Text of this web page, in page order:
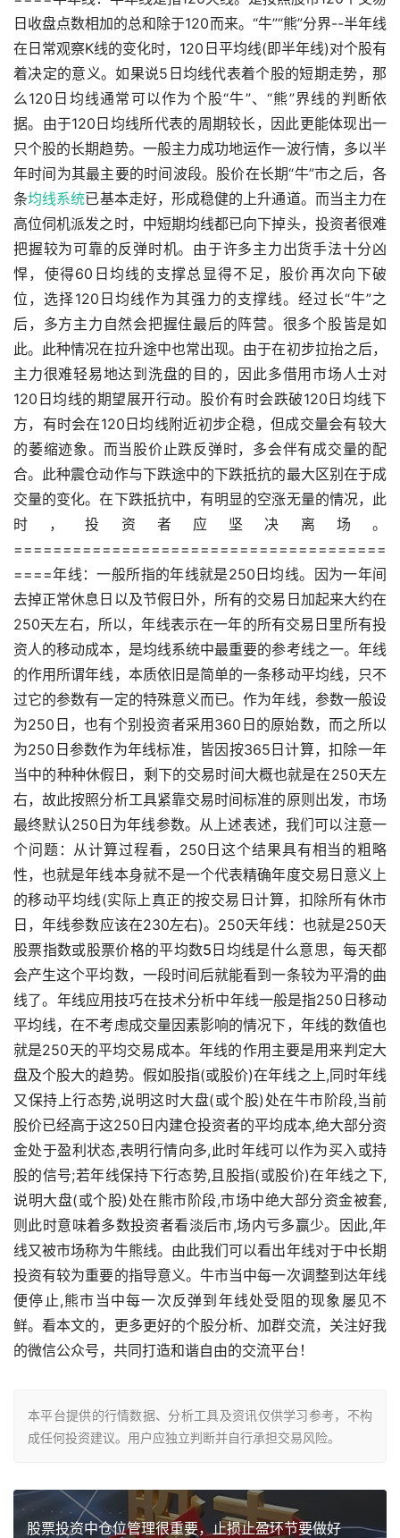
日收盘点数相加的总和除于120而来。“牛”“熊”分界--半年线
在日常观察K线的变化时，120日平均线(即半年线)对个股有
着决定的意义。如果说5日均线代表着个股的短期走势，那
么120日均线通常可以作为个股“牛”、“熊”界线的判断依
据。由于120日均线所代表的周期较长，因此更能体现出一
只个股的长期趋势。一般主力成功地运作一波行情，多以半
年时间为其最主要的时间波段。股价在长期“牛”市之后，各
条均线系统已基本走好，形成稳健的上升通道。而当主力在
高位伺机派发之时，中短期均线都已向下掉头，投资者很难
把握较为可靠的反弹时机。由于许多主力出货手法十分凶
悍，使得60日均线的支撑总显得不足，股价再次向下破
位，选择120日均线作为其强力的支撑线。经过长“牛”之
后，多方主力自然会把握住最后的阵营。很多个股皆是如
此。此种情况在拉升途中也常出现。由于在初步拉抬之后，
主力很难轻易地达到洗盘的目的，因此多借用市场人士对
120日均线的期望展开行动。股价有时会跌破120日均线下
方，有时会在120日均线附近初步企稳，但成交量会有较大
的萎缩迹象。而当股价止跌反弹时，多会伴有成交量的配
合。此种震仓动作与下跌途中的下跌抵抗的最大区别在于成
交量的变化。在下跌抵抗中，有明显的空涨无量的情况，此
时，投资者应坚决离场。
======================================
====年线：一般所指的年线就是250日均线。因为一年间
去掉正常休息日以及节假日外，所有的交易日加起来大约在
250天左右，所以，年线表示在一年的所有交易日里所有投
资人的移动成本，是均线系统中最重要的参考线之一。年线
的作用所谓年线，本质依旧是简单的一条移动平均线，只不
过它的参数有一定的特殊意义而已。作为年线，参数一般设
为250日，也有个别投资者采用360日的原始数，而之所以
为250日参数作为年线标准，皆因按365日计算，扣除一年
当中的种种休假日，剩下的交易时间大概也就是在250天左
右，故此按照分析工具紧靠交易时间标准的原则出发，市场
最终默认250日为年线参数。从上述表述，我们可以注意一
个问题：从计算过程看，250日这个结果具有相当的粗略
性，也就是年线本身就不是一个代表精确年度交易日意义上
的移动平均线(实际上真正的按交易日计算，扣除所有休市
日，年线参数应该在230左右)。250天年线：也就是250天
股票指数或股票价格的平均数5日均线是什么意思，每天都
会产生这个平均数，一段时间后就能看到一条较为平滑的曲
线了。年线应用技巧在技术分析中年线一般是指250日移动
平均线，在不考虑成交量因素影响的情况下，年线的数值也
就是250天的平均交易成本。年线的作用主要是用来判定大
盘及个股大的趋势。假如股指(或股价)在年线之上,同时年线
又保持上行态势,说明这时大盘(或个股)处在牛市阶段,当前
股价已经高于这250日内建仓投资者的平均成本,绝大部分资
金处于盈利状态,表明行情向多,此时年线可以作为买入或持
股的信号;若年线保持下行态势,且股指(或股价)在年线之下,
说明大盘(或个股)处在熊市阶段,市场中绝大部分资金被套,
则此时意味着多数投资者看淡后市,场内亏多赢少。因此,年
线又被市场称为牛熊线。由此我们可以看出年线对于中长期
投资有较为重要的指导意义。牛市当中每一次调整到达年线
便停止,熊市当中每一次反弹到年线处受阻的现象屡见不
鲜。看本文的，更多更好的个股分析、加群交流，关注好我
的微信公众号，共同打造和谐自由的交流平台！
本平台提供的行情数据、分析工具及资讯仅供学习参考，不构
成任何投资建议。用户应独立判断并自行承担交易风险。
股票投资中仓位管理很重要，止损止盈环节要做好